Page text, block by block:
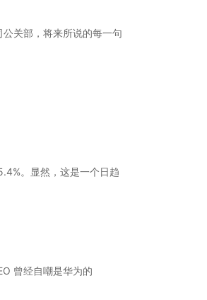
关部，将来所说的每一句
。显然，这是一个日趋
曾经自嘲是华为的